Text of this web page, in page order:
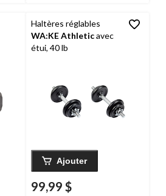
Haltères réglables
WA:KE Athleticavec
étui, 40 lb
Ajouter
99,99 $